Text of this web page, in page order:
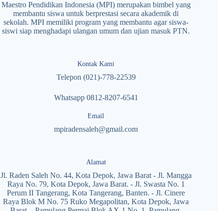
Maestro Pendidikan Indonesia (MPI) merupakan bimbel yang
membantu siswa untuk berprestasi secara akademik di
sekolah. MPI memiliki program yang membantu agar siswa-
siswi siap menghadapi ulangan umum dan ujian masuk PTN.
Kontak Kami
Telepon (021)-778-22539
Whatsapp 0812-8207-6541
Email
mpiradensaleh@gmail.com
Alamat
Jl. Raden Saleh No. 44, Kota Depok, Jawa Barat - Jl. Mangga
Raya No. 79, Kota Depok, Jawa Barat. - Jl. Swasta No. 1
Perum II Tangerang, Kota Tangerang, Banten. - Jl. Cinere
Raya Blok M No. 75 Ruko Megapolitan, Kota Depok, Jawa